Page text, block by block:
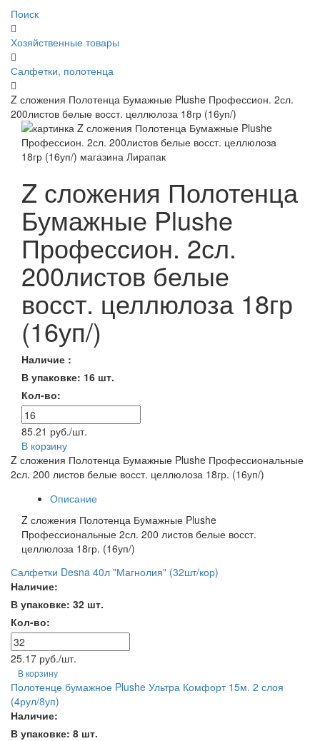
Поиск
Хозяйственные товары
Салфетки, полотенца
Z сложения Полотенца Бумажные Plushe Профессион. 2сл.
200листов белые восст. целлюлоза 18гр (16уп/)
Z сложения Полотенца
Бумажные Plushe
Профессион. 2сл.
200листов белые
восст. целлюлоза 18гр
(16уп/)
Наличие :
В упаковке: 16 шт.
Кол-во:
85.21 руб./шт.
В корзину
Z сложения Полотенца Бумажные Plushe Профессиональные
2сл. 200 листов белые восст. целлюлоза 18гр. (16уп/)
Описание
Z сложения Полотенца Бумажные Plushe
Профессиональные 2сл. 200 листов белые восст.
целлюлоза 18гр. (16уп/)
Салфетки Desna 40л "Магнолия" (32шт/кор)
Наличие:
В упаковке: 32 шт.
Кол-во:
25.17 руб./шт.
В корзину
Полотенце бумажное Plushe Ультра Комфорт 15м. 2 слоя
(4рул/8уп)
Наличие:
В упаковке: 8 шт.